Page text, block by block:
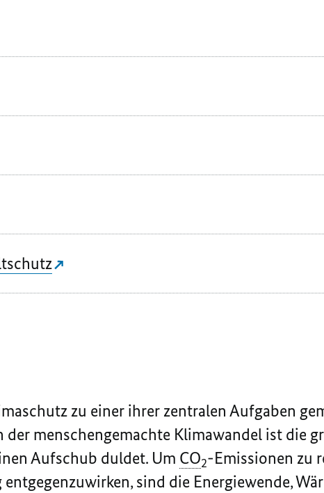
zu einer ihrer zentralen Aufgaben
menschengemachte Klimawandel ist die
Aufschub duldet. Um CO2-Emissionen zu
sind die Energiewende,